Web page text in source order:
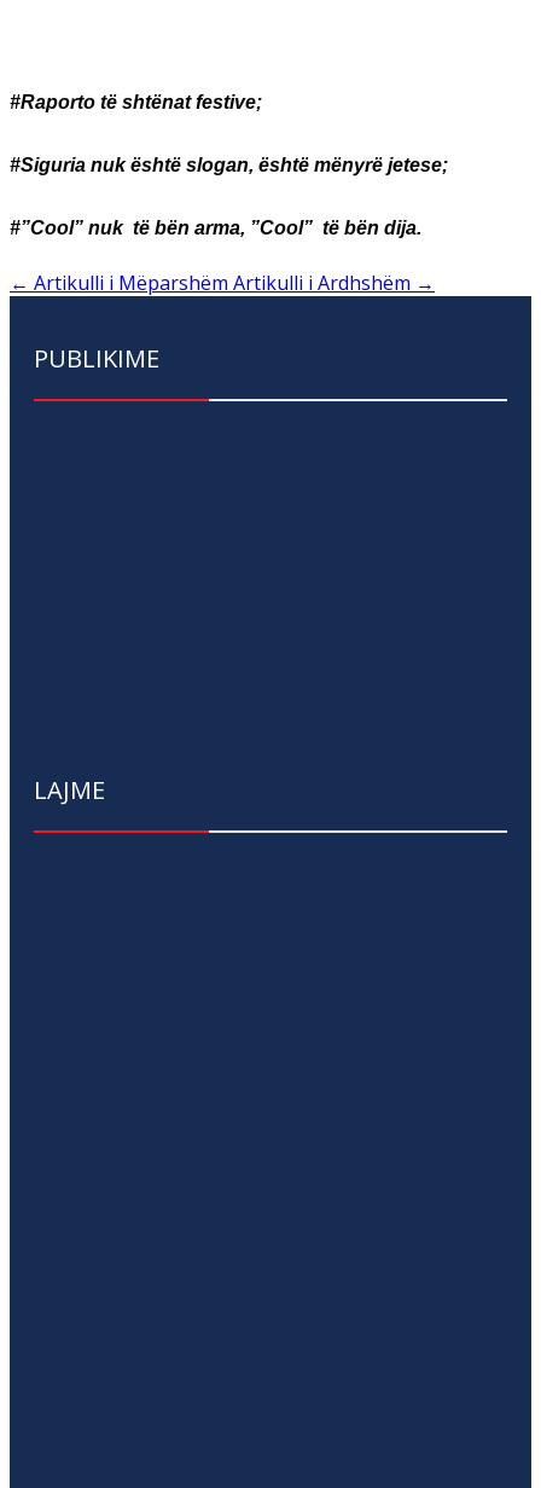
#Raporto të shtënat festive;
#Siguria nuk është slogan, është mënyrë jetese;
#”Cool” nuk të bën arma, ”Cool” të bën dija.
← Artikulli i Mëparshëm Artikulli i Ardhshëm →
PUBLIKIME
LAJME